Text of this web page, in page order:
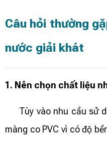
Câu hỏi thường
nước giải khát
1. Nên chọn chất liệu
Tùy vào nhu cầu sử
màng co PVC vì có độ